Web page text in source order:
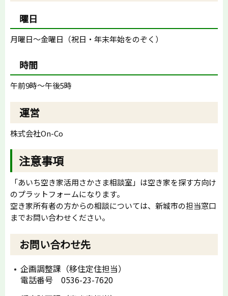
曜日
月曜日〜金曜日（祝日・年末年始をのぞく）
時間
午前9時〜午後5時
運営
株式会社On-Co
注意事項
「あいち空き家活用さかさま相談室」は空き家を探す方向け
のプラットフォームになります。
空き家所有者の方からの相談については、新城市の担当窓口
までお問い合わせください。
お問い合わせ先
企画調整課（移住定住担当）
電話番号 0536-23-7620